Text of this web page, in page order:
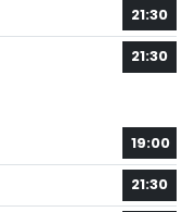
21:30
21:30
19:00
21:30